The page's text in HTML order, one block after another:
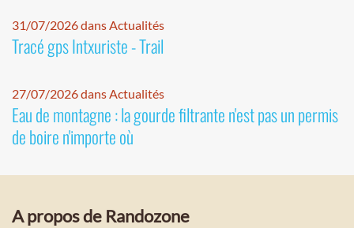
31/07/2026 dans Actualités
Tracé gps Intxuriste - Trail
27/07/2026 dans Actualités
Eau de montagne : la gourde filtrante n'est pas un permis
de boire n'importe où
A propos de Randozone